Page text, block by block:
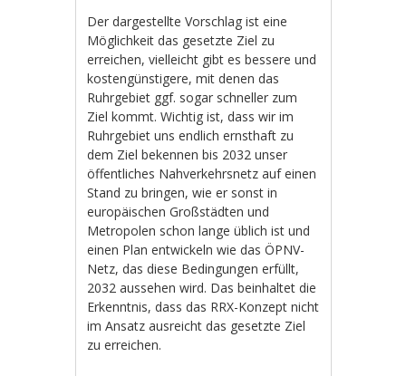
Der dargestellte Vorschlag ist eine
Möglichkeit das gesetzte Ziel zu
erreichen, vielleicht gibt es bessere und
kostengünstigere, mit denen das
Ruhrgebiet ggf. sogar schneller zum
Ziel kommt. Wichtig ist, dass wir im
Ruhrgebiet uns endlich ernsthaft zu
dem Ziel bekennen bis 2032 unser
öffentliches Nahverkehrsnetz auf einen
Stand zu bringen, wie er sonst in
europäischen Großstädten und
Metropolen schon lange üblich ist und
einen Plan entwickeln wie das ÖPNV-
Netz, das diese Bedingungen erfüllt,
2032 aussehen wird. Das beinhaltet die
Erkenntnis, dass das RRX-Konzept nicht
im Ansatz ausreicht das gesetzte Ziel
zu erreichen.